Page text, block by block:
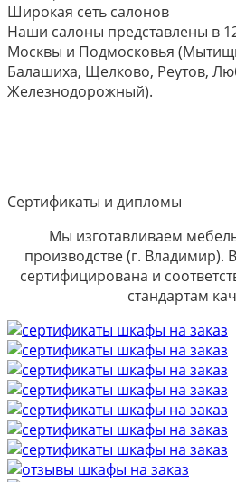
Широкая сеть салонов
Наши салоны представлены в
Москвы и Подмосковья
Балашиха, Щелково, Реутов,
Железнодорожный).
Сертификаты и дипломы
Мы изготавливаем
производстве (г. Владимир).
сертифицирована и
стандартам